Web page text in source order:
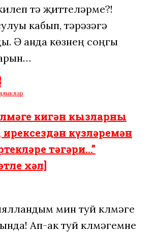
тә җит­те­ләрме?!
кабып, тә­рәзәгә
Ә анда көзнең соңгы
кигән кызларны
ирексездән күзләремән
тәгәри…”
хәл]
мин туй күлмәге
Ап-ак туй күлмәгемне